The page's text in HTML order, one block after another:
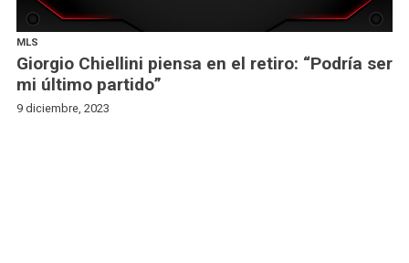
MLS
Giorgio Chiellini piensa en el retiro: “Podría ser
mi último partido”
9 diciembre, 2023